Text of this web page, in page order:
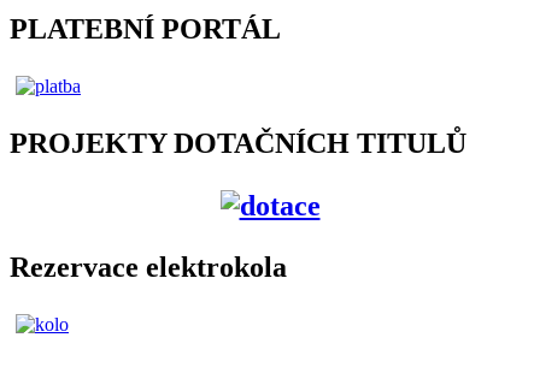
PLATEBNÍ PORTÁL
PROJEKTY DOTAČNÍCH TITULŮ
Rezervace elektrokola